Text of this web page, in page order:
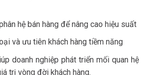
hệ bán hàng để nâng cao hiệu suất
và ưu tiên khách hàng tiềm năng
doanh nghiệp phát triển mối quan hệ
trị vòng đời khách hàng.